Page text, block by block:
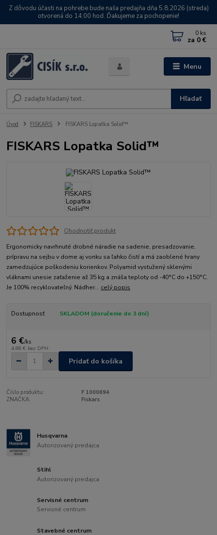
Z dôvodu účasti na pohrebe bude naša predajňa dňa 5.8.2026 (streda)
otvorená do 14:00 hod. Ďakujeme za pochopenie!
Menu
Hľadať
0 ks
za 0 €
Úvod FISKARS FISKARS Lopatka Solid™
FISKARS Lopatka Solid™
Ohodnotiť produkt
Ergonomicky navrhnuté drobné náradie na sadenie, presadzovanie,
prípravu na sejbu v dome aj vonku sa ľahko čistí a má zaoblené hrany
zamedzujúce poškodeniu korienkov. Polyamid vystužený sklenými
vláknami unesie zaťaženie až 35 kg a znáša teploty od -40°C do +150°C.
Je 100% recyklovateľný. Nádher... celý popis
Dostupnosť SKLADOM (doručenie do 3 dní)
6 €/ks
4,88 € bez DPH
Pridať do košíka
Číslo produktu:
F 1000694
ZNAČKA:
Fiskars
Husqvarna
Autorizovaný predajca
Stihl
Autorizovaný predajca
Servisné centrum
Servisné centrum
Stavebné centrum